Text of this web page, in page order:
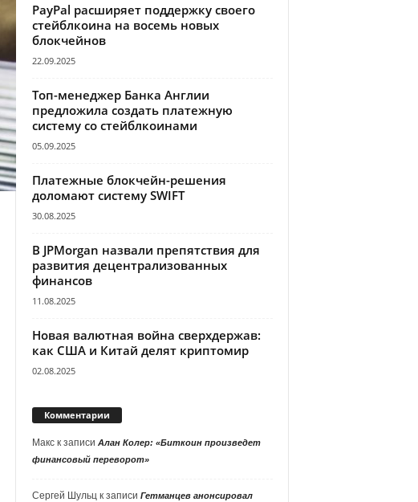
PayPal расширяет поддержку своего
стейблкоина на восемь новых
блокчейнов
22.09.2025
Топ-менеджер Банка Англии
предложила создать платежную
систему со стейблкоинами
05.09.2025
Платежные блокчейн-решения
доломают систему SWIFT
30.08.2025
В JPMorgan назвали препятствия для
развития децентрализованных
финансов
11.08.2025
Новая валютная война сверхдержав:
как США и Китай делят криптомир
02.08.2025
Комментарии
Макск записи Алан Колер: «Биткоин произведет
финансовый переворот»
Сергей Шульцк записи Гетманцев анонсировал